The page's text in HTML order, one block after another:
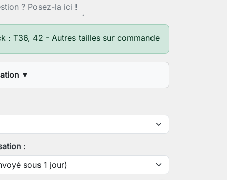
? Posez-la ici !
: T36, 42 - Autres tailles sur commande
▼
(1,60m, 1,70m, etc.)
biceps contracté
: